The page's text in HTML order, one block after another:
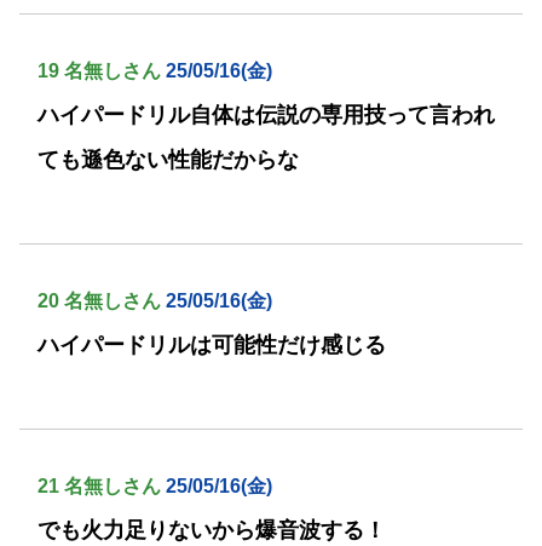
19 名無しさん 25/05/16(金)
ハイパードリル自体は伝説の専用技って言われ
ても遜色ない性能だからな
20 名無しさん 25/05/16(金)
ハイパードリルは可能性だけ感じる
21 名無しさん 25/05/16(金)
でも火力足りないから爆音波する！